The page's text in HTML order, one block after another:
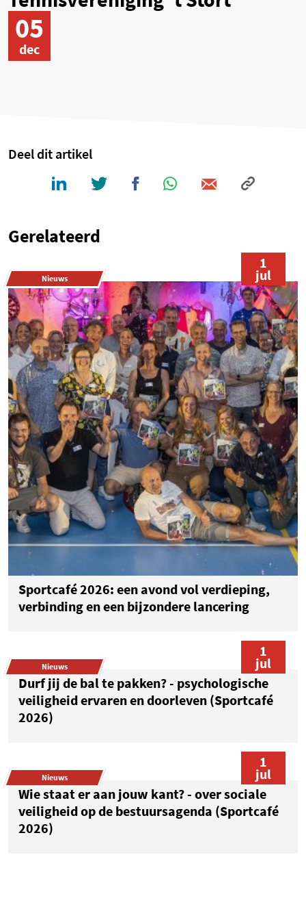
05
dec
Deel dit artikel
Gerelateerd
Nieuws
Sportcafé 2026: een avond vol verdieping,
verbinding en een bijzondere lancering
1
jul
Nieuws
Durf jij de bal te pakken? - psychologische
veiligheid ervaren en doorleven (Sportcafé
2026)
1
jul
Nieuws
Wie staat er aan jouw kant? - over sociale
veiligheid op de bestuursagenda (Sportcafé
2026)
1
jul